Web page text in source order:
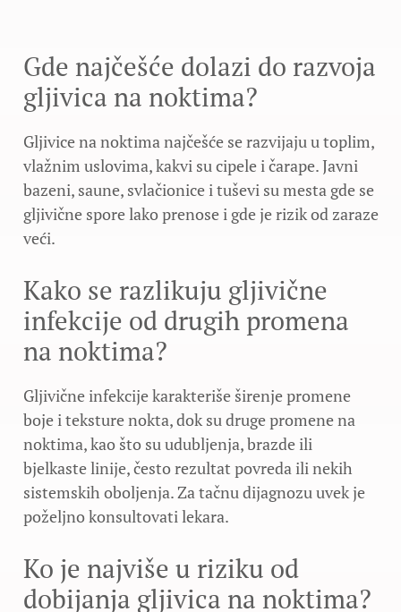
Gde najčešće dolazi do razvoja
gljivica na noktima?
Gljivice na noktima najčešće se razvijaju u toplim,
vlažnim uslovima, kakvi su cipele i čarape. Javni
bazeni, saune, svlačionice i tuševi su mesta gde se
gljivične spore lako prenose i gde je rizik od zaraze
veći.
Kako se razlikuju gljivične
infekcije od drugih promena
na noktima?
Gljivične infekcije karakteriše širenje promene
boje i teksture nokta, dok su druge promene na
noktima, kao što su udubljenja, brazde ili
bjelkaste linije, često rezultat povreda ili nekih
sistemskih oboljenja. Za tačnu dijagnozu uvek je
poželjno konsultovati lekara.
Ko je najviše u riziku od
dobijanja gljivica na noktima?